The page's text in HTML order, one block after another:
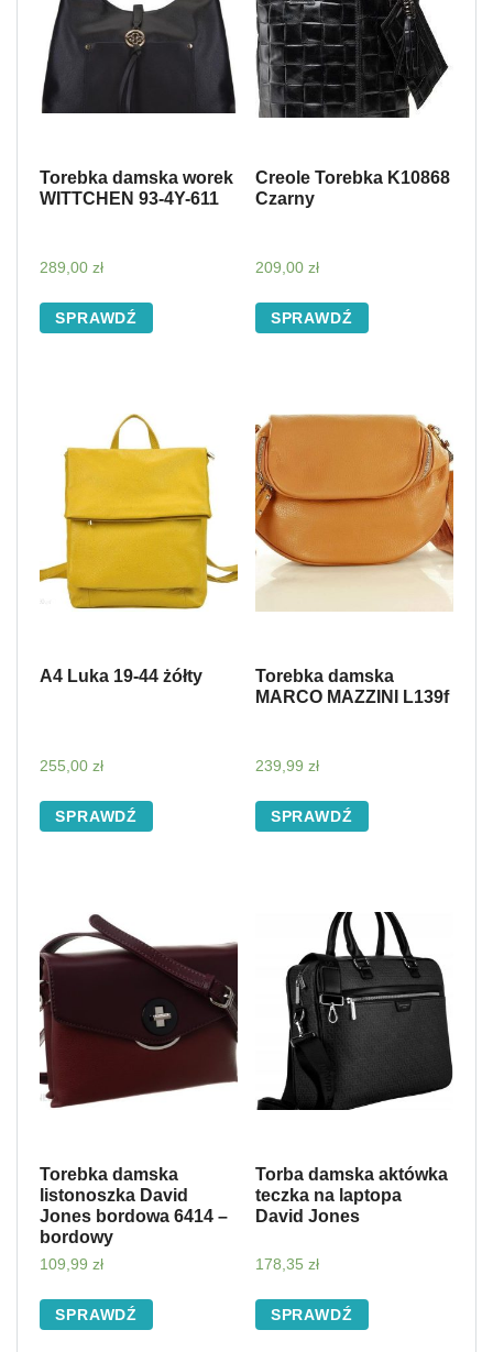
Torebka damska worek
WITTCHEN 93-4Y-611
289,00 zł
SPRAWDŹ
Creole Torebka K10868
Czarny
209,00 zł
SPRAWDŹ
A4 Luka 19-44 żółty
255,00 zł
SPRAWDŹ
Torebka damska
MARCO MAZZINI L139f
239,99 zł
SPRAWDŹ
Torebka damska
listonoszka David
Jones bordowa 6414 –
bordowy
109,99 zł
SPRAWDŹ
Torba damska aktówka
teczka na laptopa
David Jones
178,35 zł
SPRAWDŹ